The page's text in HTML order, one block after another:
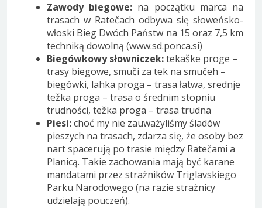
Zawody biegowe: na początku marca na
trasach w Ratečach odbywa się słoweńsko-
włoski Bieg Dwóch Państw na 15 oraz 7,5 km
techniką dowolną (www.sd.ponca.si)
Biegówkowy słowniczek:tekaške proge –
trasy biegowe, smuči za tek na smučeh –
biegówki, lahka proga – trasa łatwa, srednje
težka proga – trasa o średnim stopniu
trudności, težka proga – trasa trudna
Piesi:choć my nie zauważyliśmy śladów
pieszych na trasach, zdarza się, że osoby bez
nart spacerują po trasie między Ratečami a
Planicą. Takie zachowania mają być karane
mandatami przez strażników Triglavskiego
Parku Narodowego (na razie strażnicy
udzielają pouczeń).